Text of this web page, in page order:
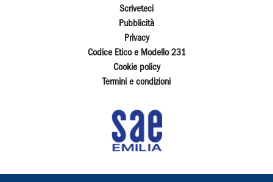
Scriveteci
Pubblicità
Privacy
Codice Etico e Modello 231
Cookie policy
Termini e condizioni